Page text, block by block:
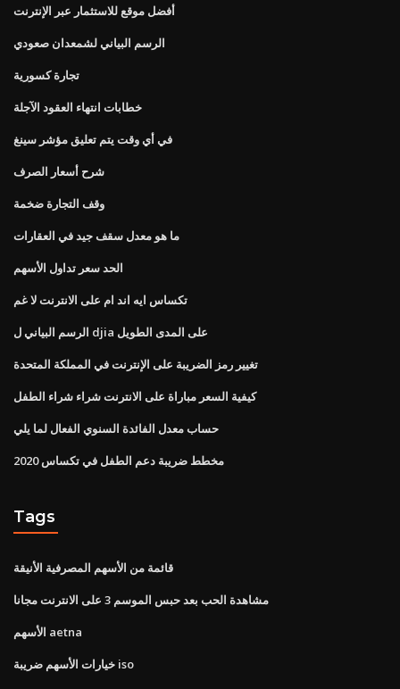
أفضل موقع للاستثمار عبر الإنترنت
الرسم البياني لشمعدان صعودي
تجارة كسورية
خطابات انتهاء العقود الآجلة
في أي وقت يتم تعليق مؤشر سينغ
شرح أسعار الصرف
وقف التجارة ضخمة
ما هو معدل سقف جيد في العقارات
الحد سعر تداول الأسهم
تكساس ايه اند ام على الانترنت لا غم
الرسم البياني ل djia على المدى الطويل
تغيير رمز الضريبة على الإنترنت في المملكة المتحدة
كيفية السعر مباراة على الانترنت شراء شراء الطفل
حساب معدل الفائدة السنوي الفعال لما يلي
مخطط ضريبة دعم الطفل في تكساس 2020
Tags
قائمة من الأسهم المصرفية الأنيقة
مشاهدة الحب بعد حبس الموسم 3 على الانترنت مجانا
الأسهم aetna
خيارات الأسهم ضريبة iso